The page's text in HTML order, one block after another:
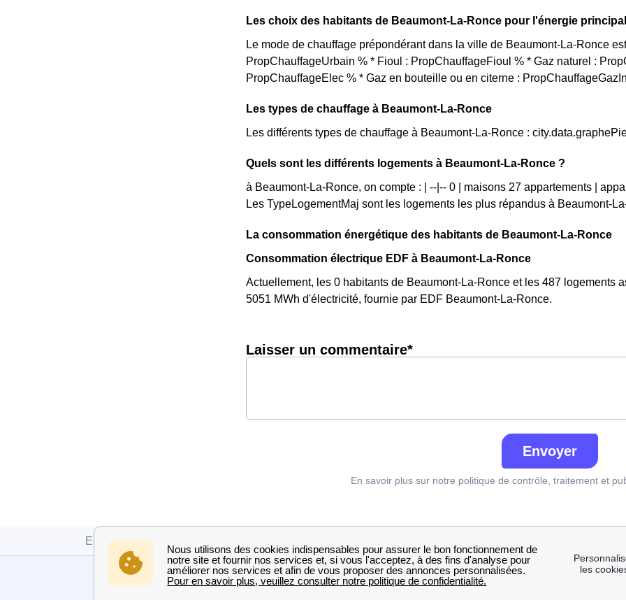
Les choix des habitants de Beaumont-La-Ronce pour l'énergie
Le mode de chauffage prépondérant dans la ville de Beaumont-La-Ronce
PropChauffageUrbain % * Fioul : PropChauffageFioul % * Gaz naturel :
PropChauffageElec % * Gaz en bouteille ou en citerne :
Les types de chauffage à Beaumont-La-Ronce
Les différents types de chauffage à Beaumont-La-Ronce :
Quels sont les différents logements à Beaumont-La-Ronce ?
à Beaumont-La-Ronce, on compte : | --|-- 0 | maisons 27 appartements |
Les TypeLogementMaj sont les logements les plus répandus à Beaumont-
La consommation énergétique des habitants de Beaumont-La-Ronce
Consommation électrique EDF à Beaumont-La-Ronce
Actuellement, les 0 habitants de Beaumont-La-Ronce et les 487 logements
5051 MWh d'électricité, fournie par EDF Beaumont-La-Ronce.
Laisser un commentaire*
Envoyer
En savoir plus sur notre politique de contrôle, traitement et
Edf Indre-et-Loire